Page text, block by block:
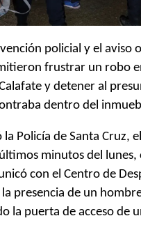
policial y el aviso
frustrar un robo
y detener al
dentro del
Policía de Santa Cruz,
minutos del lunes,
con el Centro de
presencia de un
la puerta de acceso de